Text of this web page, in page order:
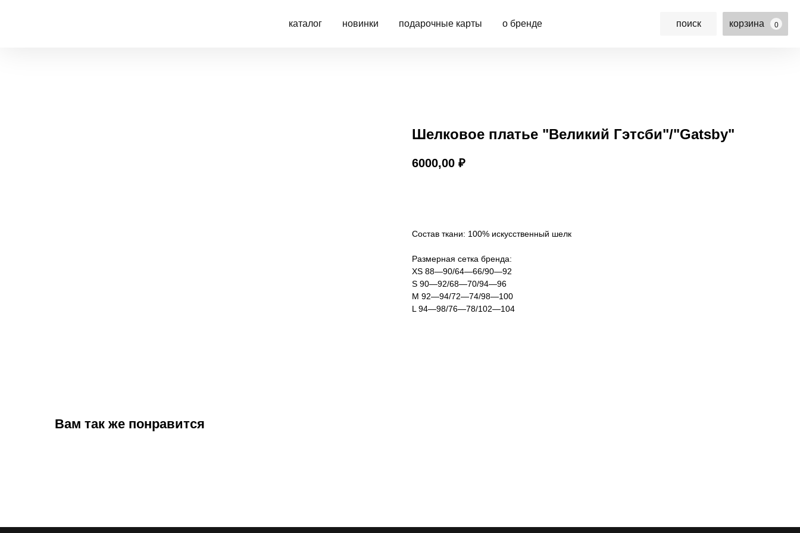
0
корзина
поиск
подарочные карты о бренде
новинки
каталог
Шелковое платье "Великий Гэтсби"/"Gatsby"
6000,00 ₽
Состав ткани: 100% искусственный шелк
Размерная сетка бренда:
ХS 88—90/64—66/90—92
S 90—92/68—70/94—96
M 92—94/72—74/98—100
L 94—98/76—78/102—104
Вам так же понравится